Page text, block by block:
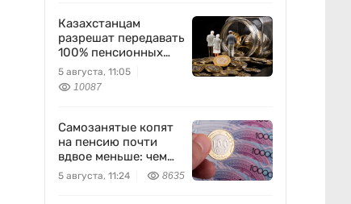
Казахстанцам
разрешат передавать
100% пенсионных
накоплений
5 августа, 11:05
10087
Самозанятые копят
на пенсию почти
вдвое меньше: чем
это грозит
5 августа, 11:24 8635